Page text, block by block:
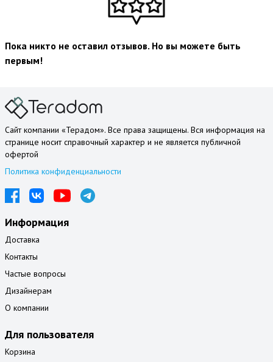
Пока никто не оставил отзывов. Но вы можете быть
первым!
Сайт компании «Терадом». Все права защищены. Вся информация на
странице носит справочный характер и не является публичной
офертой
Политика конфиденциальности
Информация
Доставка
Контакты
Частые вопросы
Дизайнерам
О компании
Для пользователя
Корзина